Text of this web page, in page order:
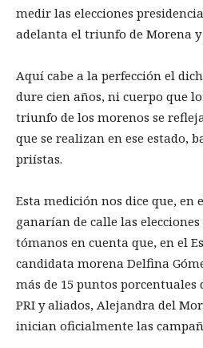
medir las elecciones
adelanta el triunfo de Morena y
Aquí cabe a la perfección el
dure cien años, ni cuerpo que
triunfo de los morenos se
que se realizan en ese estado,
priístas.
Esta medición nos dice que, en
ganarían de calle las
tómanos en cuenta que, en el
candidata morena Delfina
más de 15 puntos porcentuales
PRI y aliados, Alejandra del
inician oficialmente las